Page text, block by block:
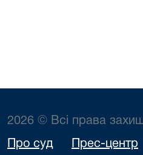
2026 © Всі права
Про суд Прес-центр